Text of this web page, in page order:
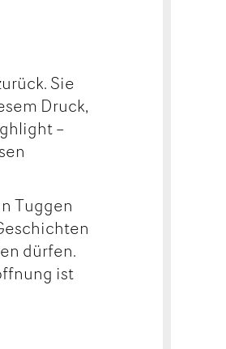
Sie
Druck,
–
Tuggen
dürfen.
ist